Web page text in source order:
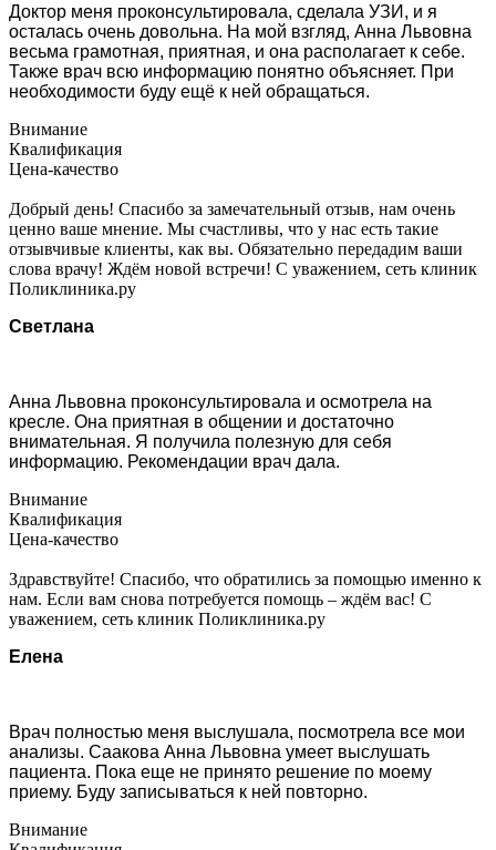
Доктор меня проконсультировала, сделала УЗИ, и я
осталась очень довольна. На мой взгляд, Анна Львовна
весьма грамотная, приятная, и она располагает к себе.
Также врач всю информацию понятно объясняет. При
необходимости буду ещё к ней обращаться.
Внимание
Квалификация
Цена-качество
Добрый день! Спасибо за замечательный отзыв, нам очень
ценно ваше мнение. Мы счастливы, что у нас есть такие
отзывчивые клиенты, как вы. Обязательно передадим ваши
слова врачу! Ждём новой встречи! С уважением, сеть клиник
Поликлиника.ру
Светлана
Анна Львовна проконсультировала и осмотрела на
кресле. Она приятная в общении и достаточно
внимательная. Я получила полезную для себя
информацию. Рекомендации врач дала.
Внимание
Квалификация
Цена-качество
Здравствуйте! Спасибо, что обратились за помощью именно к
нам. Если вам снова потребуется помощь – ждём вас! С
уважением, сеть клиник Поликлиника.ру
Елена
Врач полностью меня выслушала, посмотрела все мои
анализы. Саакова Анна Львовна умеет выслушать
пациента. Пока еще не принято решение по моему
приему. Буду записываться к ней повторно.
Внимание